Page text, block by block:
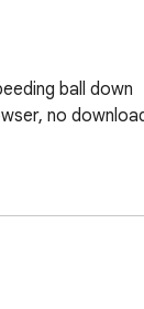
ball down
no